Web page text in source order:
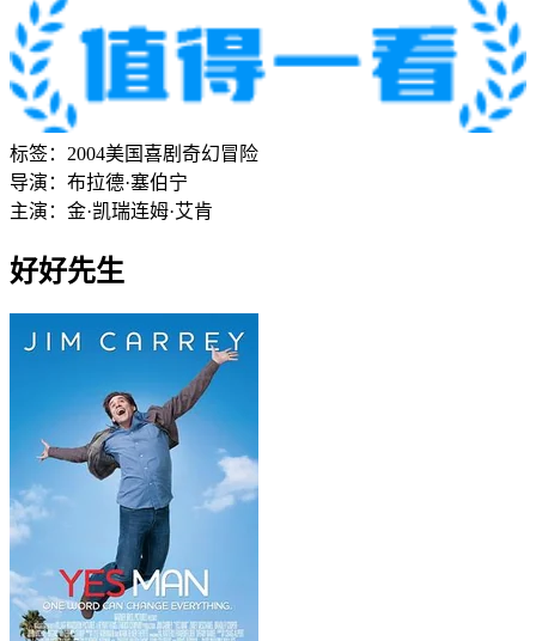
标签： 2004美国喜剧 奇幻冒险
导演： 布拉德·塞伯宁
主演： 金·凯瑞连姆·艾肯
好好先生